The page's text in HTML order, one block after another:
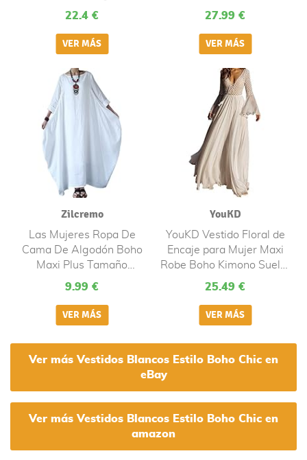
Espalda de Verano para
Informal de Playa Boho
Fiesta Bohemio con
Estampado Floral(A
Verde,S)
22.4 €
Espagueti Estampado
Diseño Amarillo L
27.99 €
Zilcremo
Las Mujeres Ropa De
Cama De Algodón Boho
Maxi Plus Tamaño
Vestido Vestidos De
9.99 €
YouKD
YouKD Vestido Floral de
Encaje para Mujer Maxi
Robe Boho Kimono Suelto
Vestido de Bikini de Playa
25.49 €
Ver más Vestidos Blancos Estilo Boho Chic en
eBay
Ver más Vestidos Blancos Estilo Boho Chic en
amazon